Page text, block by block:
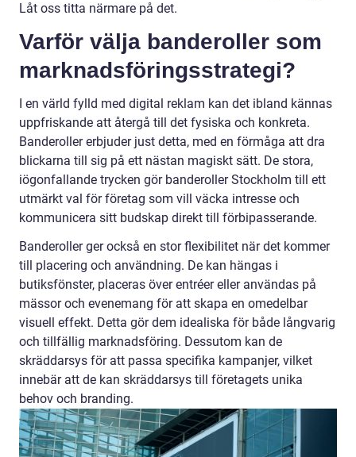
Låt oss titta närmare på det.
Varför välja banderoller som
marknadsföringsstrategi?
I en värld fylld med digital reklam kan det ibland kännas
uppfriskande att återgå till det fysiska och konkreta.
Banderoller erbjuder just detta, med en förmåga att dra
blickarna till sig på ett nästan magiskt sätt. De stora,
iögonfallande trycken gör banderoller Stockholm till ett
utmärkt val för företag som vill väcka intresse och
kommunicera sitt budskap direkt till förbipasserande.
Banderoller ger också en stor flexibilitet när det kommer
till placering och användning. De kan hängas i
butiksfönster, placeras över entréer eller användas på
mässor och evenemang för att skapa en omedelbar
visuell effekt. Detta gör dem idealiska för både långvarig
och tillfällig marknadsföring. Dessutom kan de
skräddarsys för att passa specifika kampanjer, vilket
innebär att de kan skräddarsys till företagets unika
behov och branding.